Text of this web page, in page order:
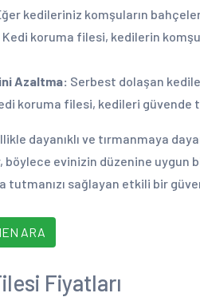
kedileriniz komşuların
koruma filesi, kedilerin
Azaltma: Serbest dolaşan
koruma filesi, kedileri güvende
dayanıklı ve tırmanmaya
evinizin düzenine uygun
tutmanızı sağlayan etkili bir
ARA
Fiyatları